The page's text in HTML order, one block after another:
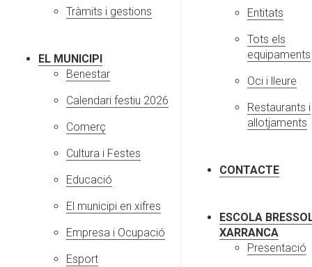
Tràmits i gestions
EL MUNICIPI
Benestar
Calendari festiu 2026
Comerç
Cultura i Festes
Educació
El municipi en xifres
Empresa i Ocupació
Esport
Entitats
Tots els
equipaments
Oci i lleure
Restaurants i
allotjaments
CONTACTE
ESCOLA
XARRANCA
Presentació